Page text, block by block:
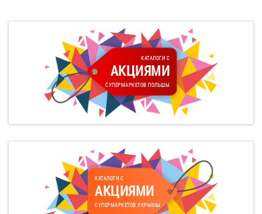
КАТАЛОГИ С
АКЦИЯМИ
СУПЕРМАРКЕТОВ ПОЛЬШЫ
КАТАЛОГИ С
АКЦИЯМИ
СУПЕРМАРКЕТОВ УКРАИНЫ